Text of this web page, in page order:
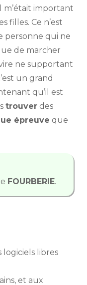
m’était important
filles. Ce n’est
personne qui ne
de marcher
ne supportant
un grand
qu’il est
trouver des
épreuve que
FOURBERIE.
libres
et aux